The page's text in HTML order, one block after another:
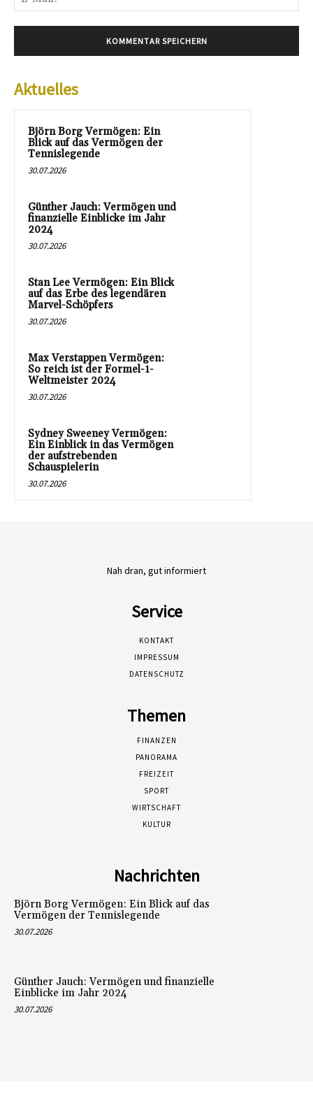
Aktuelles
Björn Borg Vermögen: Ein
Blick auf das Vermögen der
Tennislegende
30.07.2026
Günther Jauch: Vermögen und
finanzielle Einblicke im Jahr
2024
30.07.2026
Stan Lee Vermögen: Ein Blick
auf das Erbe des legendären
Marvel-Schöpfers
30.07.2026
Max Verstappen Vermögen:
So reich ist der Formel-1-
Weltmeister 2024
30.07.2026
Sydney Sweeney Vermögen:
Ein Einblick in das Vermögen
der aufstrebenden
Schauspielerin
30.07.2026
Nah dran, gut informiert
Service
KONTAKT
IMPRESSUM
DATENSCHUTZ
Themen
FINANZEN
PANORAMA
FREIZEIT
SPORT
WIRTSCHAFT
KULTUR
Nachrichten
Björn Borg Vermögen: Ein Blick auf das
Vermögen der Tennislegende
30.07.2026
Günther Jauch: Vermögen und finanzielle
Einblicke im Jahr 2024
30.07.2026